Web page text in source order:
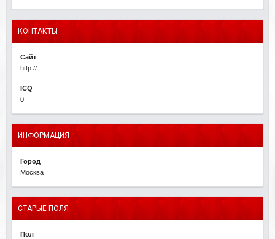
КОНТАКТЫ
Сайт
http://
ICQ
0
ИНФОРМАЦИЯ
Город
Москва
СТАРЫЕ ПОЛЯ
Пол